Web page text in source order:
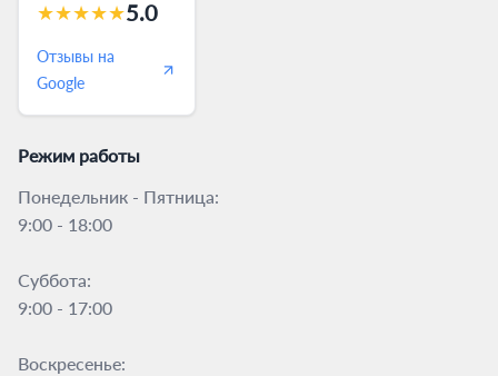
★★★★★5.0
Отзывы на
Google
Режим работы
Понедельник - Пятница:
9:00 - 18:00
Суббота:
9:00 - 17:00
Воскресенье: